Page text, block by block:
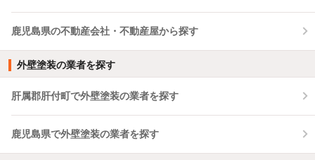
鹿児島県の不動産会社・不動産屋から探す
外壁塗装の業者を探す
肝属郡肝付町で外壁塗装の業者を探す
鹿児島県で外壁塗装の業者を探す